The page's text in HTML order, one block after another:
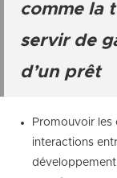
comme la
servir de
d’un prêt
Promouvoir les
interactions